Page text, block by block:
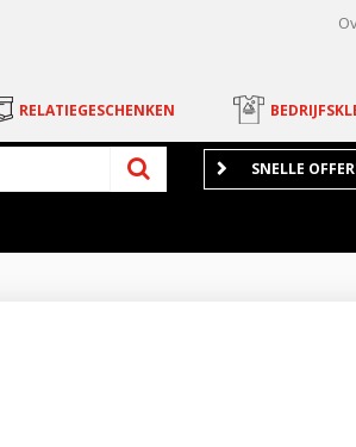
RELATIEGESCHENKEN
SNELLE